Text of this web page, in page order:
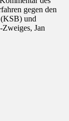
gegen den
und
Jan